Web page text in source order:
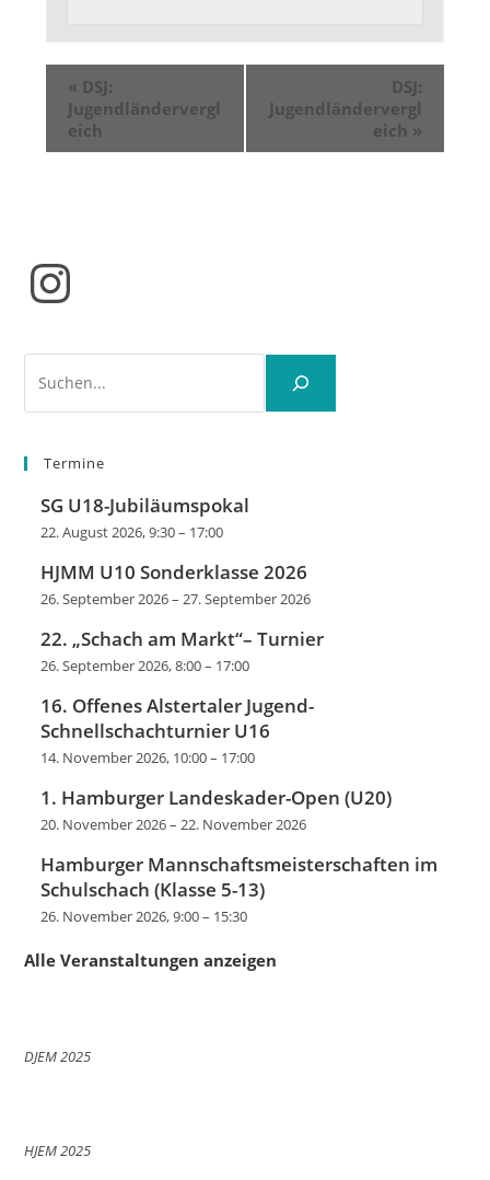
« DSJ:
Jugendländervergl
eich
DSJ:
Jugendländervergl
eich »
Instagram
Termine
SG U18-Jubiläumspokal
22. August 2026, 9:30– 17:00
HJMM U10 Sonderklasse 2026
26. September 2026–27. September 2026
22. „Schach am Markt“– Turnier
26. September 2026, 8:00– 17:00
16. Offenes Alstertaler Jugend-
Schnellschachturnier U16
14. November 2026, 10:00– 17:00
1. Hamburger Landeskader-Open (U20)
20. November 2026–22. November 2026
Hamburger Mannschaftsmeisterschaften im
Schulschach (Klasse 5-13)
26. November 2026, 9:00– 15:30
Alle Veranstaltungen anzeigen
DJEM 2025
HJEM 2025